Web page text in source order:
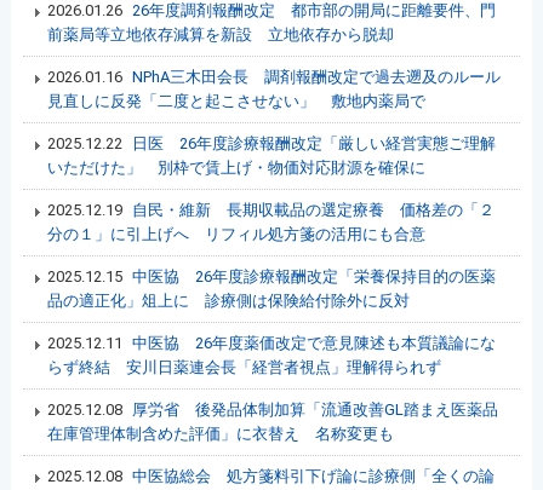
2026.01.26 26年度調剤報酬改定 都市部の開局に距離要件、門
前薬局等立地依存減算を新設 立地依存から脱却
2026.01.16 NPhA三木田会長 調剤報酬改定で過去遡及のルール
見直しに反発「二度と起こさせない」 敷地内薬局で
2025.12.22
日医 26年度診療報酬改定「厳しい経営実態ご理解
いただけた」 別枠で賃上げ・物価対応財源を確保に
2025.12.19
自民・維新 長期収載品の選定療養 価格差の「２
分の１」に引上げへ リフィル処方箋の活用にも合意
2025.12.15 中医協 26年度診療報酬改定「栄養保持目的の医薬
品の適正化」俎上に 診療側は保険給付除外に反対
2025.12.11
中医協 26年度薬価改定で意見陳述も本質議論にな
らず終結 安川日薬連会長「経営者視点」理解得られず
2025.12.08
厚労省 後発品体制加算「流通改善GL踏まえ医薬品
在庫管理体制含めた評価」に衣替え 名称変更も
2025.12.08 中医協総会 処方箋料引下げ論に診療側「全くの論